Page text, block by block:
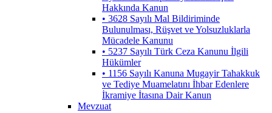
Hakkında Kanun
• 3628 Sayılı Mal Bildiriminde
Bulunulması, Rüşvet ve Yolsuzluklarla
Mücadele Kanunu
• 5237 Sayılı Türk Ceza Kanunu İlgili
Hükümler
• 1156 Sayılı Kanuna Mugayir Tahakkuk
ve Tediye Muamelatını İhbar Edenlere
İkramiye İtasına Dair Kanun
Mevzuat